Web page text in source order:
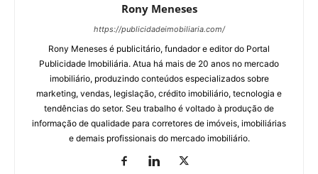
Rony Meneses
https://publicidadeimobiliaria.com/
Rony Meneses é publicitário, fundador e editor do Portal
Publicidade Imobiliária. Atua há mais de 20 anos no mercado
imobiliário, produzindo conteúdos especializados sobre
marketing, vendas, legislação, crédito imobiliário, tecnologia e
tendências do setor. Seu trabalho é voltado à produção de
informação de qualidade para corretores de imóveis, imobiliárias
e demais profissionais do mercado imobiliário.